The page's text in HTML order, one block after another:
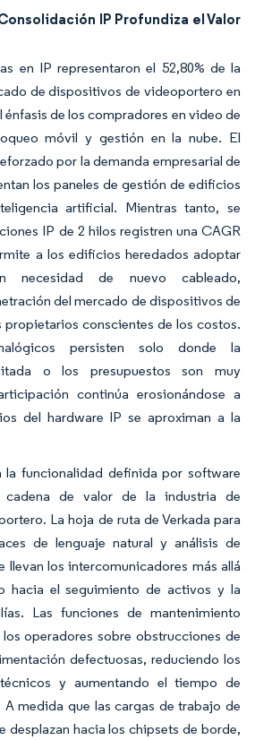
IP Profundiza el Valor
en IP representaron el 52,80% de la
de dispositivos de videoportero en
énfasis de los compradores en video de
móvil y gestión en la nube. El
por la demanda empresarial de
los paneles de gestión de edificios
artificial. Mientras tanto, se
IP de 2 hilos registren una CAGR
a los edificios heredados adoptar
necesidad de nuevo cableado,
del mercado de dispositivos de
conscientes de los costos.
persisten solo donde la
o los presupuestos son muy
continúa erosionándose a
del hardware IP se aproximan a la
la funcionalidad definida por software
cadena de valor de la industria de
La hoja de ruta de Verkada para
de lenguaje natural y análisis de
llevan los intercomunicadores más allá
hacia el seguimiento de activos y la
Las funciones de mantenimiento
operadores sobre obstrucciones de
defectuosas, reduciendo los
y aumentando el tiempo de
medida que las cargas de trabajo de
desplazan hacia los chipsets de borde,